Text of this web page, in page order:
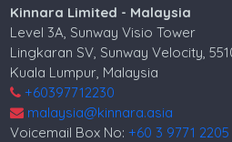
Kinnara Limited - Malaysia
Level 3A, Sunway Visio Tower
Lingkaran SV, Sunway Velocity,
Kuala Lumpur, Malaysia
+60397712230
malaysia@kinnara.asia
Voicemail Box No:+60 3 9771 2205